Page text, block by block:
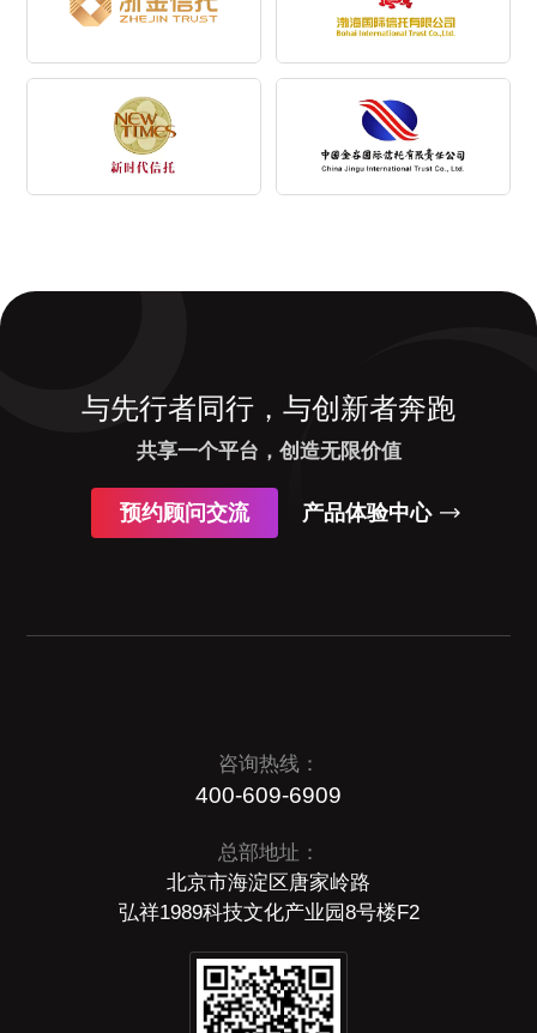
与先行者同行，与创新者奔跑
共享一个平台，创造无限价值
预约顾问交流 产品体验中心
咨询热线：
400-609-6909
总部地址：
北京市海淀区唐家岭路
弘祥1989科技文化产业园8号楼F2